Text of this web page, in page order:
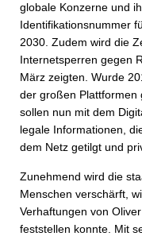
globale Konzerne und
Identifikationsnummer
2030. Zudem wird die
Internetsperren gegen
März zeigten. Wurde
der großen Plattformen
sollen nun mit dem
legale Informationen,
dem Netz getilgt und
Zunehmend wird die
Menschen verschärft,
Verhaftungen von
feststellen konnte. Mit